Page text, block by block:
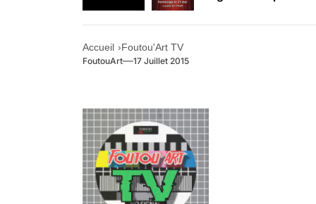
Retrouvez-nous au
Accueil Foutou'Art TV
FoutouArt 17 Juillet 2015